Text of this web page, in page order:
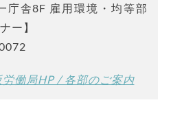
庁舎8F 雇用環境・均等部
ー】
労働局HP / 各部のご案内